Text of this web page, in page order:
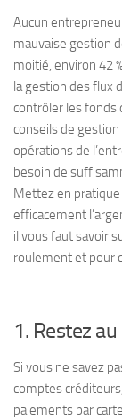
Aucun
mauvaise gestion
moitié, environ 42
la gestion des flux
contrôler les fonds
conseils de gestion
opérations de
besoin de
Mettez en
efficacement
il vous faut savoir
roulement et pour
1. Restez
Si vous ne savez
comptes
paiements par